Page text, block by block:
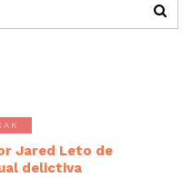
Jared Leto de
delictiva